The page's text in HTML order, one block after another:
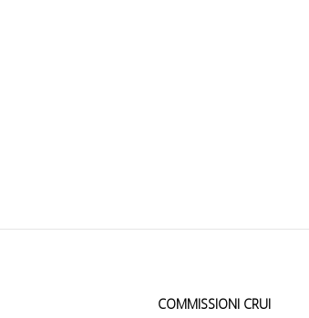
COMMISSIONI CRUI